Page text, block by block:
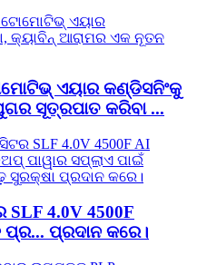
ଏୟାର କଣ୍ଡିସନିଂକୁ
ସୂତ୍ରପାତ କରିବା ...
4.0V 4500F
ପ୍ରଦାନ କରେ।